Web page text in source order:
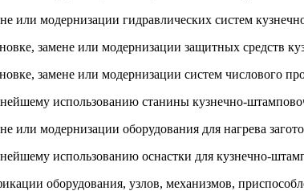
или модернизации гидравлических систем
замене или модернизации защитных средств
замене или модернизации систем числового
использованию станины кузнечно-
или модернизации оборудования для нагрева
использованию оснастки для кузнечно-
оборудования, узлов, механизмов,